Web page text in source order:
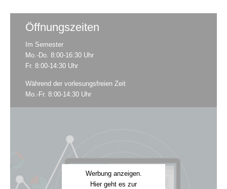
Öffnungszeiten
Im Semester
Mo.-Do. 8:00-16:30 Uhr
Fr. 8:00-14:30 Uhr
Während der vorlesungsfreien Zeit
Mo.-Fr. 8:00-14:30 Uhr
Werbung anzeigen.
Hier geht es zur